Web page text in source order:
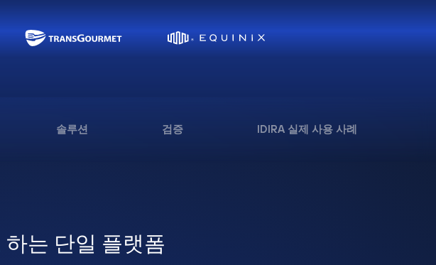
솔루션 검증 IDIRA 실제 사용 사례
하는 단일 플랫폼